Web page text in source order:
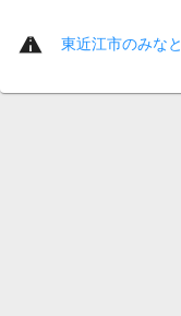
東近江市のみな